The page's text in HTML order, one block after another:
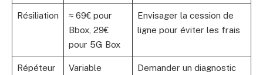
Résiliation
≈ 69€ pour
Bbox, 29€
pour 5G Box
Envisager la cession de
ligne pour éviter les frais
Répéteur
Variable
Demander un diagnostic